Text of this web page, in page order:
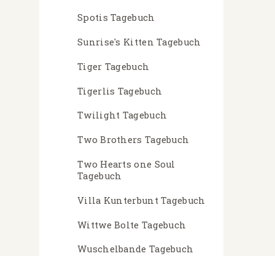
Spotis Tagebuch
Sunrise's Kitten Tagebuch
Tiger Tagebuch
Tigerlis Tagebuch
Twilight Tagebuch
Two Brothers Tagebuch
Two Hearts one Soul
Tagebuch
Villa Kunterbunt Tagebuch
Wittwe Bolte Tagebuch
Wuschelbande Tagebuch